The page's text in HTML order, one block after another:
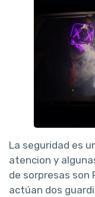
La seguridad es
atencion y
de sorpresas
actúan dos